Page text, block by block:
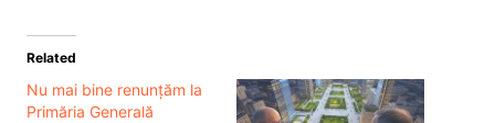
Related
Nu mai bine renunțăm la
Primăria Generală